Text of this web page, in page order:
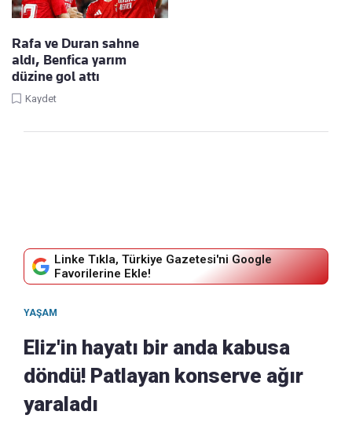
Rafa ve Duran sahne
aldı, Benfica yarım
düzine gol attı
Kaydet
Linke Tıkla, Türkiye Gazetesi'ni Google
Favorilerine Ekle!
YAŞAM
Eliz'in hayatı bir anda kabusa
döndü! Patlayan konserve ağır
yaraladı